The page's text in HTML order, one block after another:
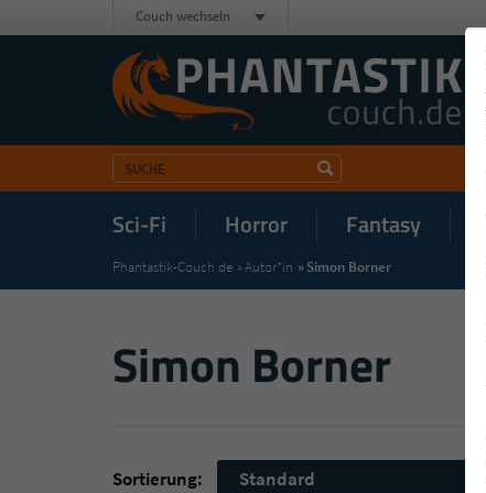
Sci-Fi Horror Fantasy
Couch wechseln
Phantastik-Couch.de Autor*in Simon Borner
Simon Borner
Sortierung:
Standard